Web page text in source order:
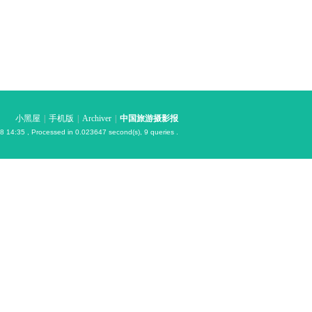
小黑屋 手机版 Archiver 中国旅游摄影报
14:35 , Processed in 0.023647 second(s), 9 queries .